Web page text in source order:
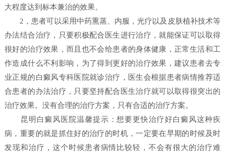
大程度达到标本兼治的效果。
2，患者可以采用中药熏蒸、内服，光疗以及皮肤植补技术等
办法结合治疗，只要积极配合医生进行治疗，就能保证可以取得
很好的治疗效果，而且也不会给患者的身体健康，正常生活和工
作造成什么不利影响，为了得到更好的治疗效果，建议患者去专
业正规的白癜风专科医院就诊治疗，医生会根据患者病情推荐适
合患者的办法治疗，只要坚持配合医生治疗就可以取得很突出的
治疗效果。没有合理的治疗方案，只有合适的治疗方案。
昆明白癜风医院温馨提示：想要更快治疗好白癜风这种疾
病，重要的就是抓住好的治疗的时机，一定要在早期的时候及时
发现和治疗，这个时候患者病情比较轻，不会有很大的治疗难